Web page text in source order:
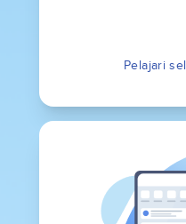
Pelajari